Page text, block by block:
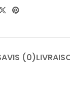
AVIS (0)